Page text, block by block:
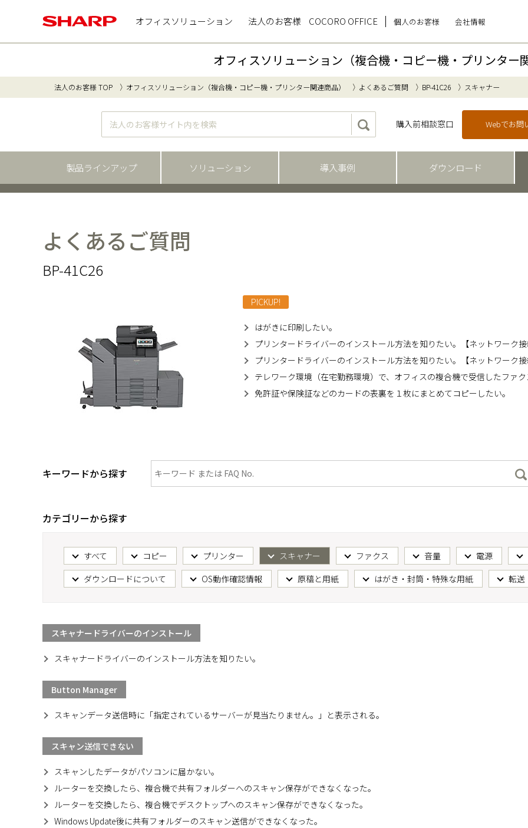
オフィスソリューション 法人のお客様 COCORO OFFICE 個人のお客様 会社情報
オフィスソリューション（複合機・コピー機・プリンター
法人のお客様 TOP オフィスソリューション（複合機・コピー機・プリンター関連商品） よくあるご質問 BP-41C26 スキャナー
購入前相談窓口 Webでお問
製品ラインアップ ソリューション 導入事例 ダウンロード
よくあるご質問
BP-41C26
PICKUP!
はがきに印刷したい。
プリンタードライバーのインストール方法を知りたい。【ネットワーク接
プリンタードライバーのインストール方法を知りたい。【ネットワーク接
テレワーク環境（在宅勤務環境）で、オフィスの複合機で受信したファク
免許証や保険証などのカードの表裏を１枚にまとめてコピーしたい。
キーワードから探す
カテゴリーから探す
すべて コピー プリンター スキャナー ファクス 音量 電源
ダウンロードについて
OS動作確認情報 原稿と用紙 はがき・封筒・特殊な用紙 転送
スキャナードライバーのインストール
スキャナードライバーのインストール方法を知りたい。
Button Manager
スキャンデータ送信時に「指定されているサーバーが見当たりません。」と表示される。
スキャン送信できない
スキャンしたデータがパソコンに届かない。
ルーターを交換したら、複合機で共有フォルダーへのスキャン保存ができなくなった。
ルーターを交換したら、複合機でデスクトップへのスキャン保存ができなくなった。
Windows Update後に共有フォルダーのスキャン送信ができなくなった。